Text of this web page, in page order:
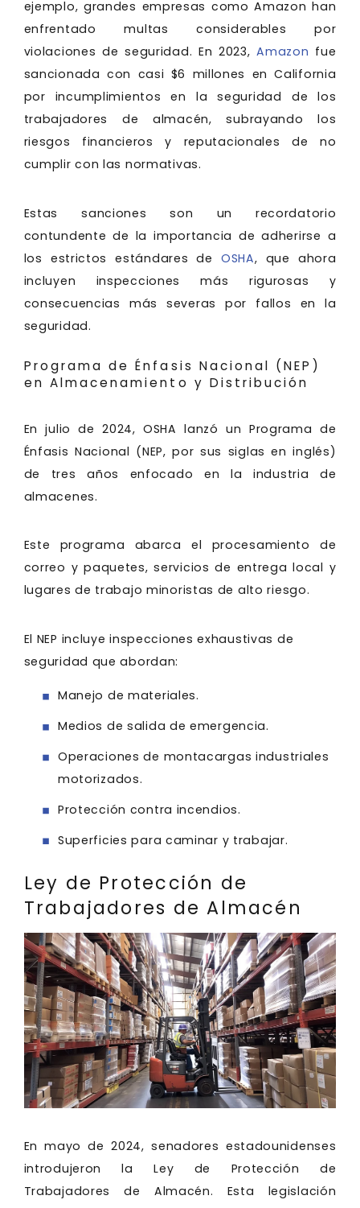
ejemplo, grandes empresas como Amazon han
enfrentado multas considerables por
violaciones de seguridad. En 2023,Amazon fue
sancionada con casi $6 millones en California
por incumplimientos en la seguridad de los
trabajadores de almacén, subrayando los
riesgos financieros y reputacionales de no
cumplir con las normativas.
Estas sanciones son un recordatorio
contundente de la importancia de adherirse a
los estrictos estándares de OSHA, que ahora
incluyen inspecciones más rigurosas y
consecuencias más severas por fallos en la
seguridad.
Programa de Énfasis Nacional (NEP)
en Almacenamiento y Distribución
En julio de 2024, OSHA lanzó un Programa de
Énfasis Nacional (NEP, por sus siglas en inglés)
de tres años enfocado en la industria de
almacenes.
Este programa abarca el procesamiento de
correo y paquetes, servicios de entrega local y
lugares de trabajo minoristas de alto riesgo.
El NEP incluye inspecciones exhaustivas de
seguridad que abordan:
Manejo de materiales.
Medios de salida de emergencia.
Operaciones de montacargas industriales
motorizados.
Protección contra incendios.
Superficies para caminar y trabajar.
Ley de Protección de
Trabajadores de Almacén
En mayo de 2024, senadores estadounidenses
introdujeron la Ley de Protección de
Trabajadores de Almacén. Esta legislación